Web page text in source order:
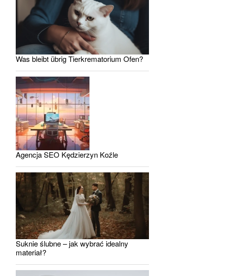
Was bleibt übrig Tierkrematorium Ofen?
Agencja SEO Kędzierzyn Koźle
Suknie ślubne – jak wybrać idealny
materiał?